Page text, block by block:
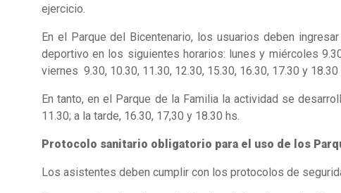
ejercicio.
En el Parque del Bicentenario, los usuarios deben
deportivo en los siguientes horarios: lunes y miércoles
viernes 9.30, 10.30, 11.30, 12.30, 15.30, 16.30, 17.30 y 18.30
En tanto, en el Parque de la Familia la actividad se
11.30; a la tarde, 16.30, 17,30 y 18.30 hs.
Protocolo sanitario obligatorio para el uso de los
Los asistentes deben cumplir con los protocolos de